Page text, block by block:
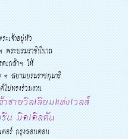
ะเจ้าอยู่หัว
พระบรมราชินีนาถ
เกล้าฯ ให้
ฯ สยามบรมราชกุมารี
ปทรงร่วมงาน
ชายวิลเลียมแห่งเวลส์
น มิดเดิลตัน
อร์ กรุงลอนดอน